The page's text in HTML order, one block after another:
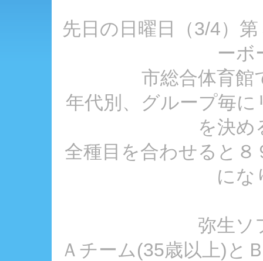
先日の日曜日（3/4）
ーボ
市総合体育館
年代別、グループ毎に
を決め
全種目を合わせると
にな
弥生ソ
Ａチーム(35歳以上)と